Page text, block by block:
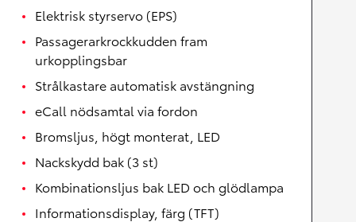
Elektrisk styrservo (EPS)
Passagerarkrockkudden fram
urkopplingsbar
Strålkastare automatisk avstängning
eCall nödsamtal via fordon
Bromsljus, högt monterat, LED
Nackskydd bak (3 st)
Kombinationsljus bak LED och glödlampa
Informationsdisplay, färg (TFT)